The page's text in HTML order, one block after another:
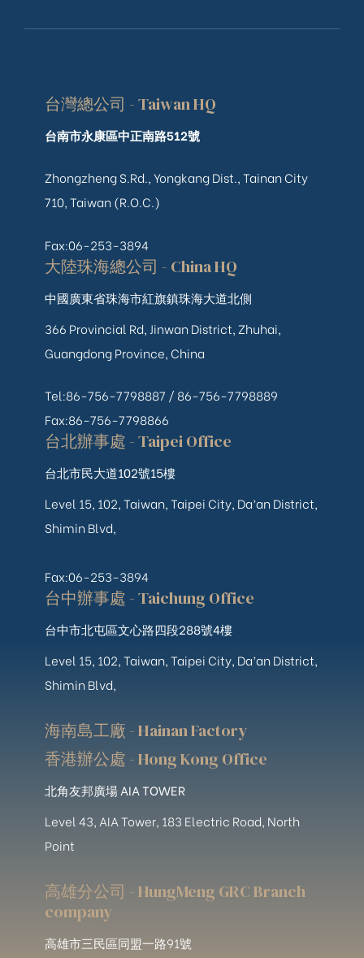
台灣總公司 - Taiwan HQ
台南市永康區中正南路512號
Zhongzheng S.Rd., Yongkang Dist., Tainan City
710, Taiwan (R.O.C.)
Fax:06-253-3894
大陸珠海總公司 - China HQ
中國廣東省珠海市紅旗鎮珠海大道北側
366 Provincial Rd, Jinwan District, Zhuhai,
Guangdong Province, China
Tel:86-756-7798887 / 86-756-7798889
Fax:86-756-7798866
台北辦事處 - Taipei Office
台北市民大道102號15樓
Level 15, 102, Taiwan, Taipei City, Da’an District,
Shimin Blvd,
Fax:06-253-3894
台中辦事處 - Taichung Office
台中市北屯區文心路四段288號4樓
Level 15, 102, Taiwan, Taipei City, Da’an District,
Shimin Blvd,
海南島工廠 - Hainan Factory
香港辦公處 - Hong Kong Office
北角友邦廣場 AIA TOWER
Level 43, AIA Tower, 183 Electric Road, North
Point
高雄分公司 - HungMeng GRC Branch
company
高雄市三民區同盟一路91號